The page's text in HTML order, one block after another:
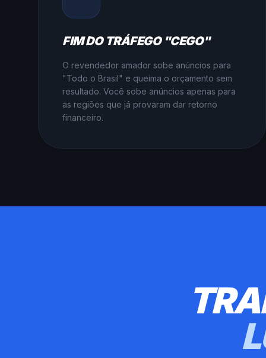
FIM DO TRÁFEGO "CEGO"
O revendedor amador sobe anúncios para
"Todo o Brasil" e queima o orçamento sem
resultado. Você sobe anúncios apenas para
as regiões que já provaram dar retorno
financeiro.